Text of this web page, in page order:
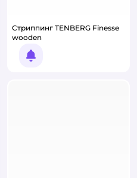
Стриппинг TENBERG Finesse
wooden
Уведомить о появлении